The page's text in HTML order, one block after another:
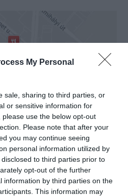
My Personal
sale, sharing to third parties, or
or sensitive information for
use the below opt-out
Please note that after your
you may continue seeing
personal information utilized by
to third parties prior to
opt-out of the further
information by third parties on the
This information may